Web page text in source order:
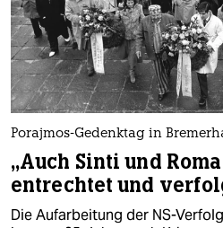
Porajmos-Gedenktag in
„Auch Sinti und
entrechtet und
Die Aufarbeitung der NS-